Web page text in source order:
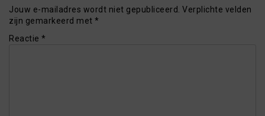
Jouw e-mailadres wordt niet gepubliceerd. Verplichte velden
zijn gemarkeerd met *
Reactie *